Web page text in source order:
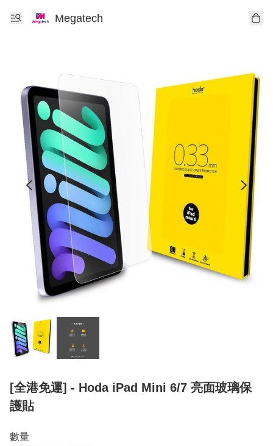
Megatech
[全港免運] - Hoda iPad Mini 6/7 亮面玻璃保
護貼
數量